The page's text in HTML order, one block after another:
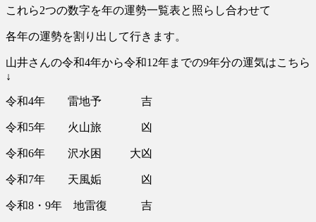
これら2つの数字を年の運勢一覧表と照らし合わせて
各年の運勢を割り出して行きます。
山井さんの令和4年から令和12年までの9年分の運気はこちら
↓
令和4年 雷地予 吉
令和5年 火山旅 凶
令和6年 沢水困 大凶
令和7年 天風姤 凶
令和8・9年 地雷復 吉